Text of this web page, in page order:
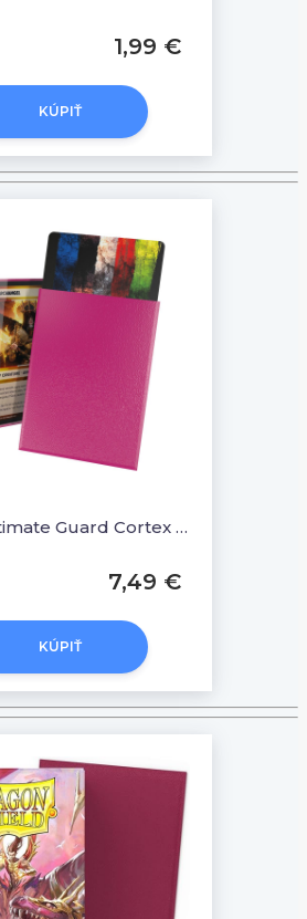
1,99 €
KÚPIŤ
Obal Ultimate Guard Cortex Sleeves Standard Size 100ks - Pink
7,49 €
KÚPIŤ